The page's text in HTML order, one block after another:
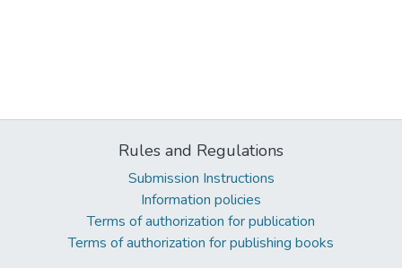
Rules and Regulations
Submission Instructions
Information policies
Terms of authorization for publication
Terms of authorization for publishing books